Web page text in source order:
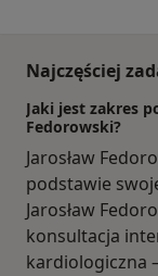
Najczęściej
Jaki jest zakres
Fedorowski?
Jarosław
podstawie
Jarosław
konsultacja
kardiologiczna